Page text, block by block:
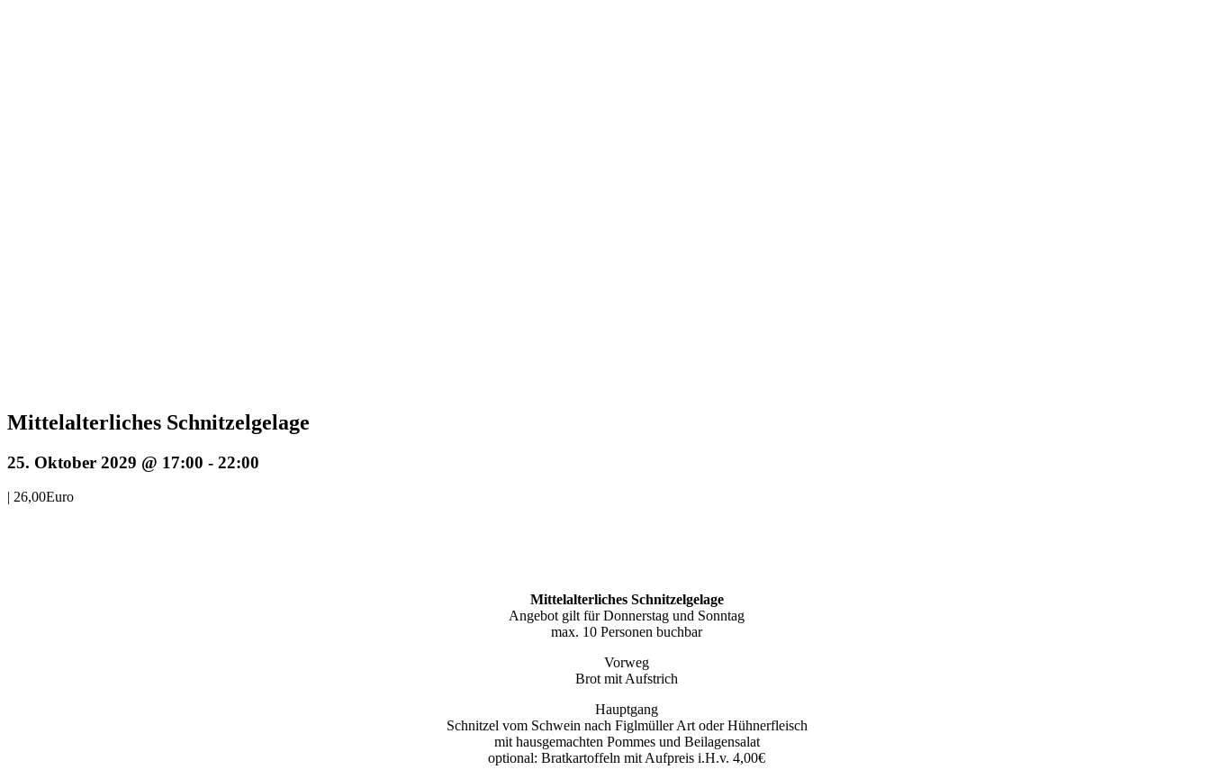
Mittelalterliches Schnitzelgelage
25. Oktober 2029 @ 17:00 - 22:00
| 26,00Euro
Mittelalterliches Schnitzelgelage
Angebot gilt für Donnerstag und Sonntag
max. 10 Personen buchbar
Vorweg
Brot mit Aufstrich
Hauptgang
Schnitzel vom Schwein nach Figlmüller Art oder Hühnerfleisch
mit hausgemachten Pommes und Beilagensalat
optional: Bratkartoffeln mit Aufpreis i.H.v. 4,00€